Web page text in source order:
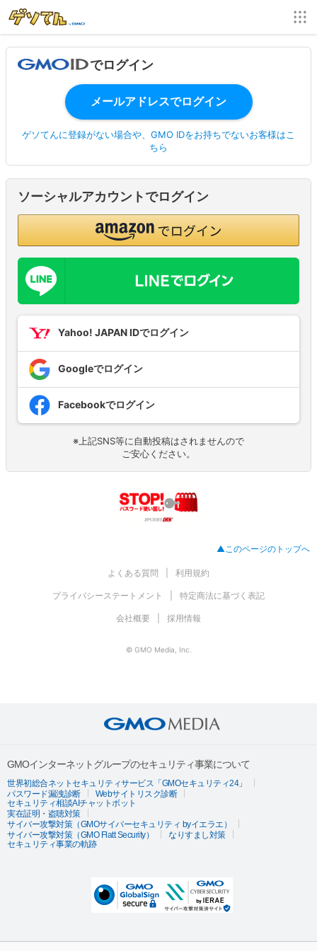
でログイン
ゲソてんに登録がない場合や、GMO IDをお持ちでないお客様はこ
ちら
ソーシャルアカウントでログイン
Yahoo! JAPAN IDでログイン
Googleでログイン
Facebookでログイン
※上記SNS等に自動投稿はされませんので
ご安心ください。
▲このページのトップへ
よくある質問 利用規約
プライバシーステートメント 特定商法に基づく表記
会社概要 採用情報
© GMO Media, Inc.
GMOインターネットグループのセキュリティ事業について
世界初総合ネットセキュリティサービス「GMOセキュリティ24」
パスワード漏洩診断
Webサイトリスク診断
セキュリティ相談AIチャットボット
実在証明・盗聴対策
サイバー攻撃対策（GMOサイバーセキュリティ byイエラエ）
サイバー攻撃対策（GMO Flatt Security）
なりすまし対策
セキュリティ事業の軌跡